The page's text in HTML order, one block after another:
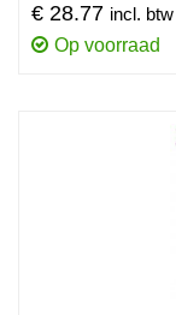
€ 28.77 incl. btw
Op voorraad